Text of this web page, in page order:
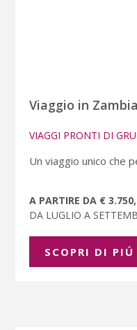
Viaggio in
VIAGGI PRONTI DI
Un viaggio unico che
A PARTIRE DA €
DA LUGLIO A
SCOPRI DI PIÚ